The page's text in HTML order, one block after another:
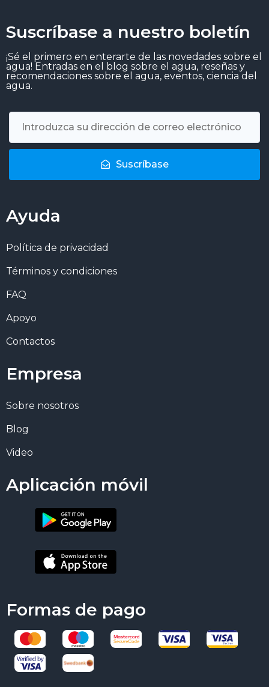
Suscríbase a nuestro boletín
¡Sé el primero en enterarte de las novedades sobre el
agua! Entradas en el blog sobre el agua, reseñas y
recomendaciones sobre el agua, eventos, ciencia del
agua.
Suscríbase
Ayuda
Política de privacidad
Términos y condiciones
FAQ
Apoyo
Contactos
Empresa
Sobre nosotros
Blog
Video
Aplicación móvil
Formas de pago